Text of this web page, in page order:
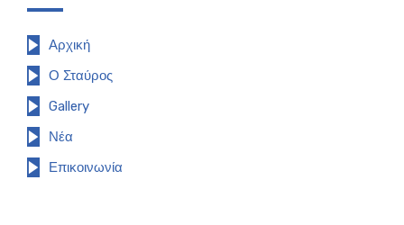
Αρχική
Ο Σταύρος
Gallery
Νέα
Επικοινωνία